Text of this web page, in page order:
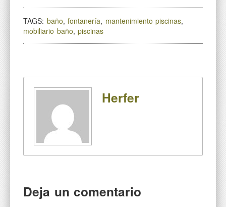
TAGS: baño,fontanería, mantenimiento piscinas,
mobiliario baño,piscinas
Herfer
Deja un comentario